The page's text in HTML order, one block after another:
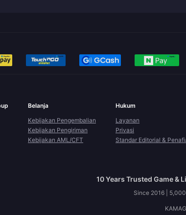
Belanja
Kebijakan Pengembalian
Kebijakan Pengiriman
Kebijakan AML/CFT
Hukum
Layanan
Privasi
Standar Editorial &
10 Years Trusted Game &
Since 2016 |